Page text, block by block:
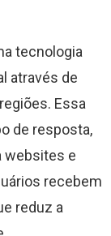
tecnologia
através de
Essa
de resposta,
websites e
recebem
reduz a